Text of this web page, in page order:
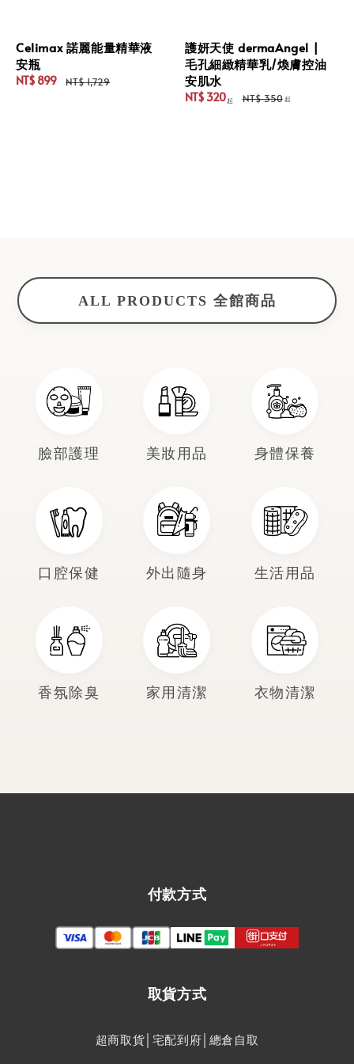
Celimax 諾麗能量精華液
安瓶
NT$ 899
NT$ 1,729
護妍天使 dermaAngel |
毛孔細緻精華乳/煥膚控油
安肌水
NT$ 320起 NT$ 350 起
ALL PRODUCTS 全館商品
臉部護理 美妝用品 身體保養
口腔保健 外出隨身 生活用品
香氛除臭 家用清潔 衣物清潔
付款方式
取貨方式
超商取貨│宅配到府│總倉自取